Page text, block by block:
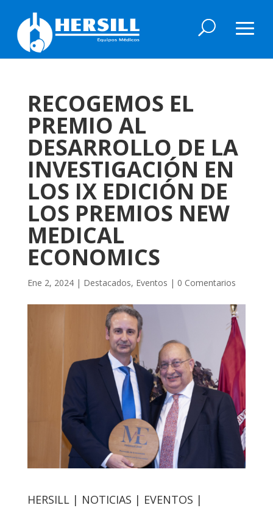
RECOGEMOS EL
PREMIO AL
DESARROLLO DE LA
INVESTIGACIÓN EN
LOS IX EDICIÓN DE
LOS PREMIOS NEW
MEDICAL
ECONOMICS
Ene 2, 2024| Destacados, Eventos | 0 Comentarios
HERSILL | NOTICIAS | EVENTOS |